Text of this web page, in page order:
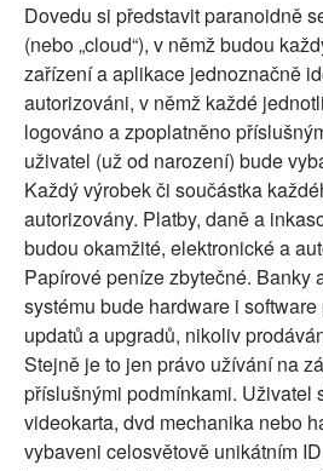
Dovedu si představit paranoidně
(nebo „cloud“), v němž budou
zařízení a aplikace jednoznačně
autorizováni, v němž každé
logováno a zpoplatněno
uživatel (už od narození) bude
Každý výrobek či součástka
autorizovány. Platby, daně a
budou okamžité, elektronické a
Papírové peníze zbytečné. Banky
systému bude hardware i
updatů a upgradů, nikoliv
Stejně je to jen právo užívání na
příslušnými podmínkami. Uživatel
videokarta, dvd mechanika nebo
vybaveni celosvětově unikátním